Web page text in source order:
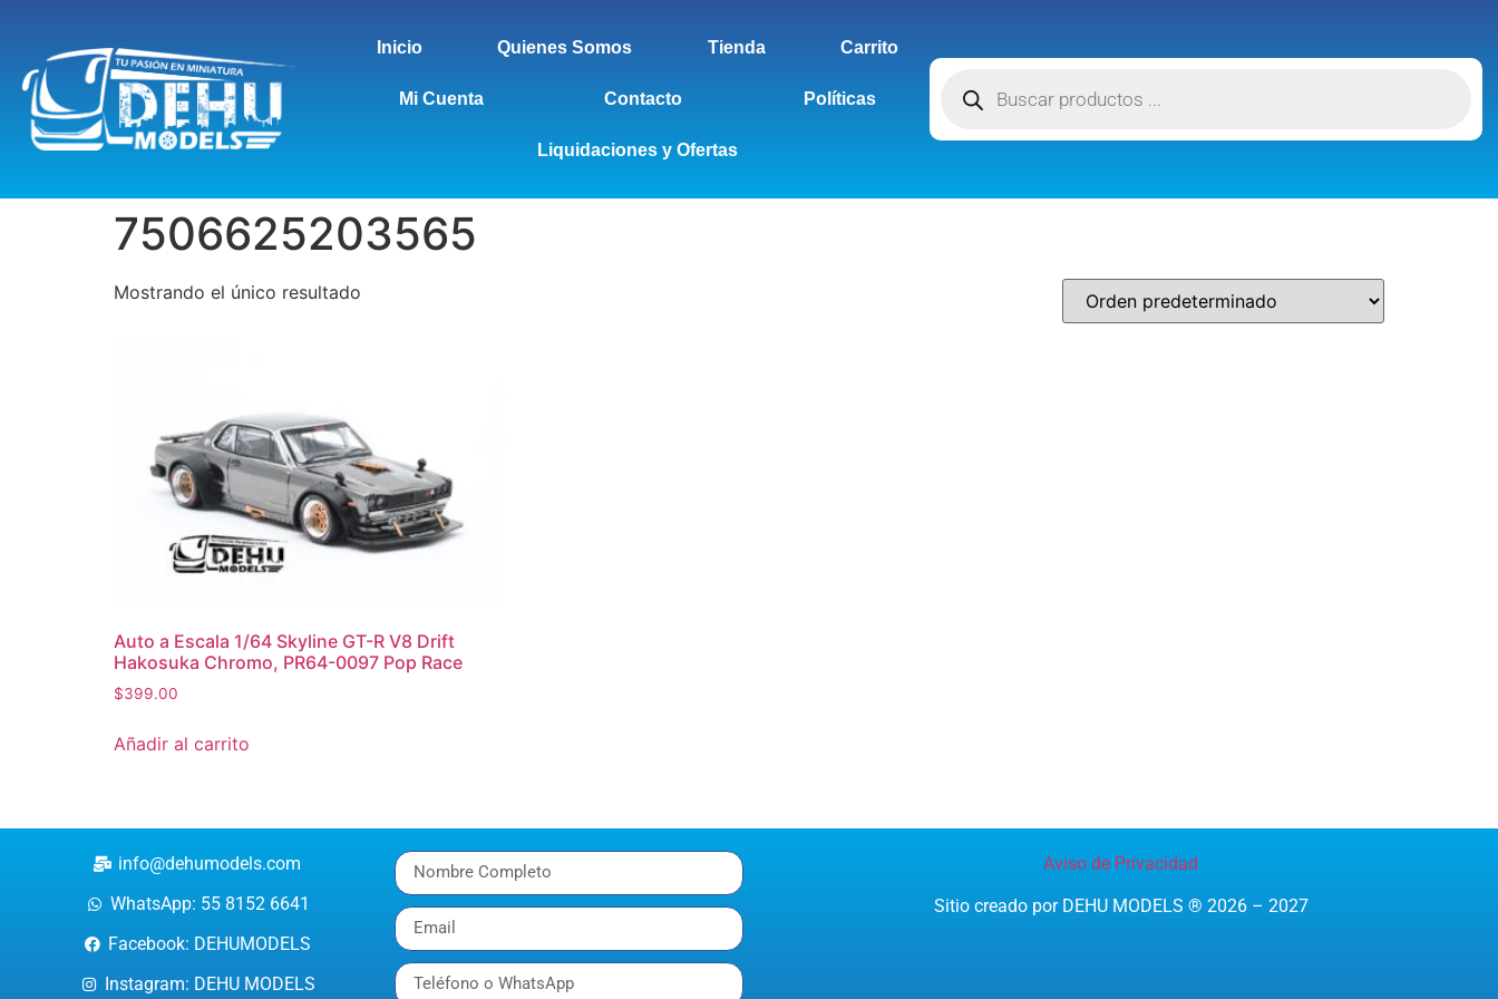
Inicio Quienes Somos Tienda Carrito
Mi Cuenta Contacto Políticas
Liquidaciones y Ofertas
7506625203565
Mostrando el único resultado
Auto a Escala 1/64 Skyline GT-R V8 Drift
Hakosuka Chromo, PR64-0097 Pop Race
$399.00
Añadir al carrito
info@dehumodels.com
WhatsApp: 55 8152 6641
Facebook: DEHUMODELS
Instagram: DEHU MODELS
Aviso de Privacidad
Sitio creado por DEHU MODELS ® 2026 – 2027